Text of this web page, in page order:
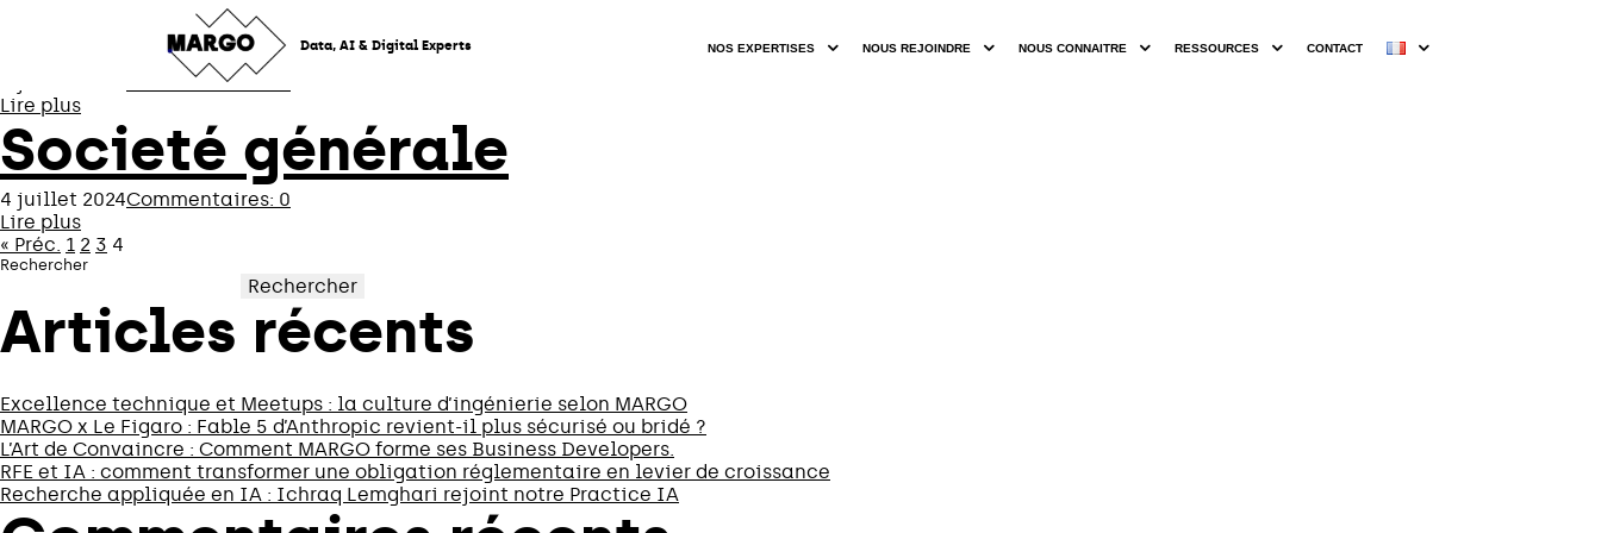
Skip
to
content
Data, AI & Digital Experts NOS EXPERTISES NOUS REJOINDRE NOUS CONNAITRE RESSOURCES CONTACT
Crédit agricole
Commentaires: 0
Lire plus
Societé générale
4 juillet 2024Commentaires: 0
Lire plus
Pagination
des
publications
« Préc. 1 2 3 4
Rechercher
Rechercher
Articles récents
Excellence technique et Meetups : la culture d’ingénierie selon MARGO
MARGO x Le Figaro : Fable 5 d’Anthropic revient-il plus sécurisé ou bridé ?
L’Art de Convaincre : Comment MARGO forme ses Business Developers.
RFE et IA : comment transformer une obligation réglementaire en levier de croissance
Recherche appliquée en IA : Ichraq Lemghari rejoint notre Practice IA